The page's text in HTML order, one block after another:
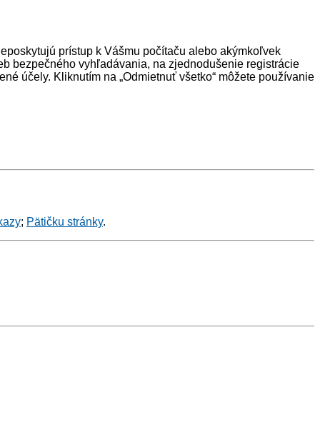
prístup k Vášmu počítaču alebo akýmkoľvek
bezpečného vyhľadávania, na zjednodušenie registrácie
účely. Kliknutím na „Odmietnuť všetko“ môžete používanie
; Pätičku stránky.